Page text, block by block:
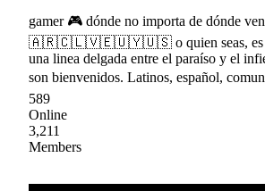
gamer 🎮 dónde no importa de
🇦🇷🇨🇱🇻🇪🇺🇾🇺🇸 o quien seas, es
una linea delgada entre el paraíso y el
son bienvenidos. Latinos, español,
589
Online
3,211
Members